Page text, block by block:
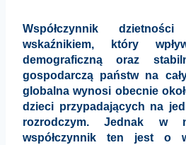
Współczynnik
wskaźnikiem, który
demograficzną oraz
gospodarczą państw na
globalna wynosi obecnie
dzieci przypadających na
rozrodczym. Jednak w
współczynnik ten jest o